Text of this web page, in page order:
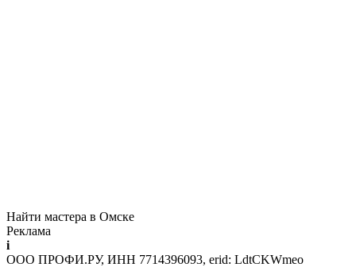
Найти мастера в Омске
Реклама
i
ООО ПРОФИ.РУ, ИНН 7714396093, erid: LdtCKWmeo